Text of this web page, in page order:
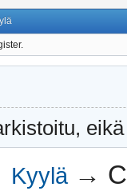
Kyylä →